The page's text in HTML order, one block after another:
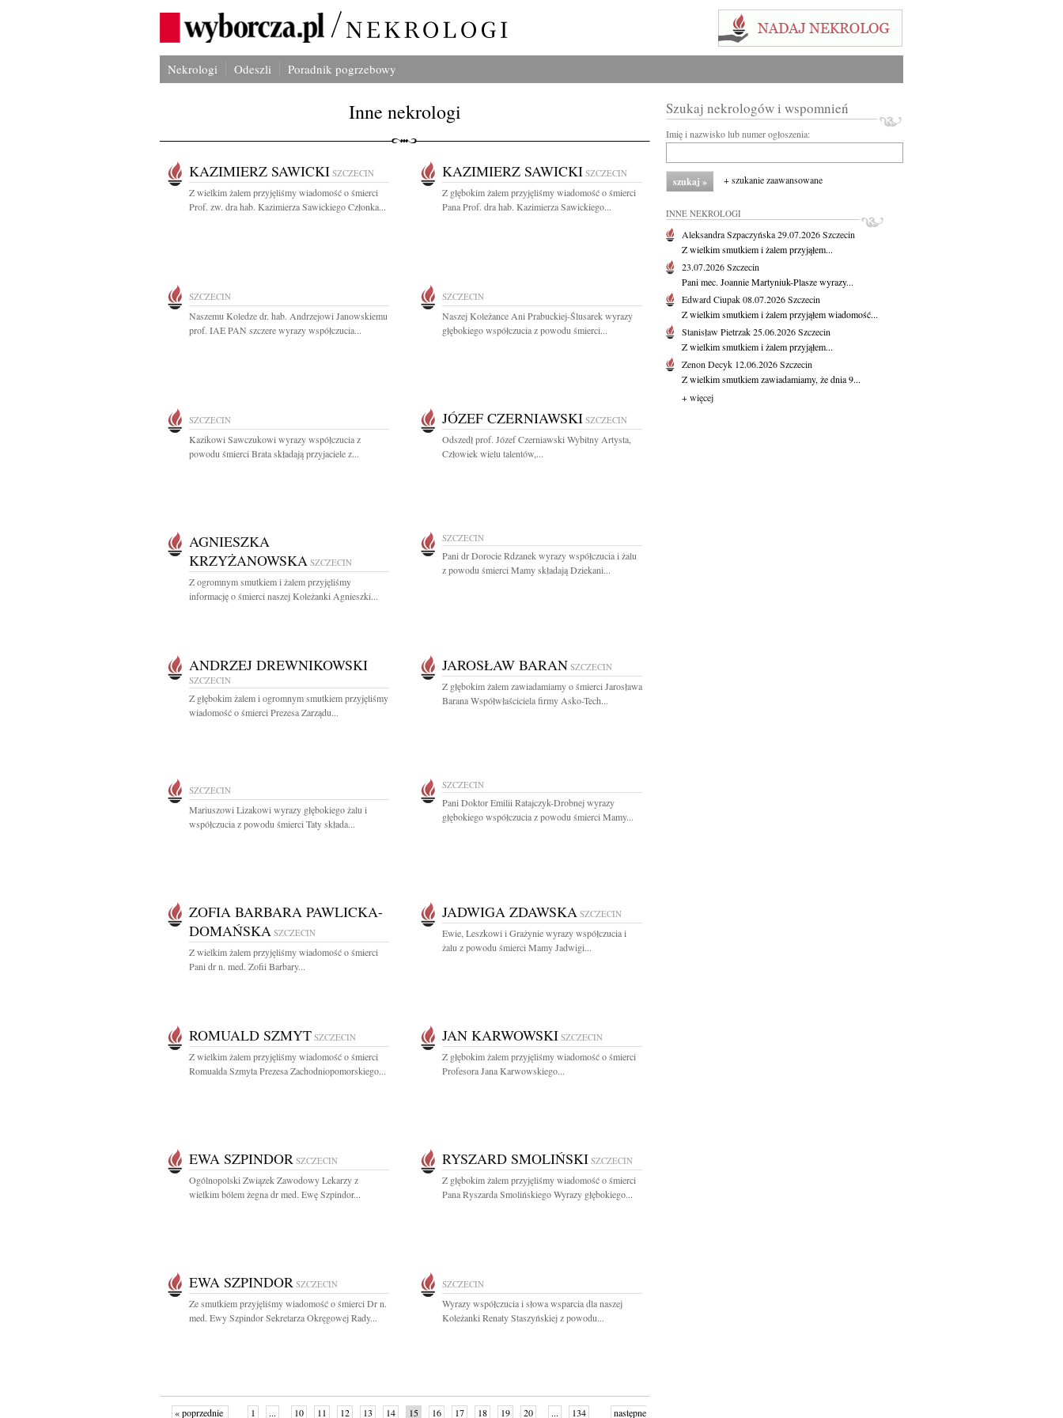
Nekrologi Odeszli Poradnik pogrzebowy
Inne nekrologi
KAZIMIERZ SAWICKI SZCZECIN
Z wielkim żalem przyjęliśmy wiadomość o śmierci
Prof. zw. dra hab. Kazimierza Sawickiego Członka...
KAZIMIERZ SAWICKI SZCZECIN
Z głębokim żalem przyjęliśmy wiadomość o śmierci
Pana Prof. dra hab. Kazimierza Sawickiego...
SZCZECIN
Naszemu Koledze dr. hab. Andrzejowi Janowskiemu
prof. IAE PAN szczere wyrazy współczucia...
SZCZECIN
Naszej Koleżance Ani Prabuckiej-Ślusarek wyrazy
głębokiego współczucia z powodu śmierci...
SZCZECIN
Kazikowi Sawczukowi wyrazy współczucia z
powodu śmierci Brata składają przyjaciele z...
JÓZEF CZERNIAWSKI SZCZECIN
Odszedł prof. Józef Czerniawski Wybitny Artysta,
Człowiek wielu talentów,...
AGNIESZKA
KRZYŻANOWSKA SZCZECIN
Z ogromnym smutkiem i żalem przyjęliśmy
informację o śmierci naszej Koleżanki Agnieszki...
SZCZECIN
Pani dr Dorocie Rdzanek wyrazy współczucia i żalu
z powodu śmierci Mamy składają Dziekani...
ANDRZEJ DREWNIKOWSKI
SZCZECIN
Z głębokim żalem i ogromnym smutkiem przyjęliśmy
wiadomość o śmierci Prezesa Zarządu...
JAROSŁAW BARAN SZCZECIN
Z głębokim żalem zawiadamiamy o śmierci Jarosława
Barana Współwłaściciela firmy Asko-Tech...
SZCZECIN
Mariuszowi Lizakowi wyrazy głębokiego żalu i
współczucia z powodu śmierci Taty składa...
SZCZECIN
Pani Doktor Emilii Ratajczyk-Drobnej wyrazy
głębokiego współczucia z powodu śmierci Mamy...
ZOFIA BARBARA PAWLICKA-
DOMAŃSKA SZCZECIN
Z wielkim żalem przyjęliśmy wiadomość o śmierci
Pani dr n. med. Zofii Barbary...
JADWIGA ZDAWSKA SZCZECIN
Ewie, Leszkowi i Grażynie wyrazy współczucia i
żalu z powodu śmierci Mamy Jadwigi...
ROMUALD SZMYT SZCZECIN
Z wielkim żalem przyjęliśmy wiadomość o śmierci
Romualda Szmyta Prezesa Zachodniopomorskiego...
JAN KARWOWSKI SZCZECIN
Z głębokim żalem przyjęliśmy wiadomość o śmierci
Profesora Jana Karwowskiego...
EWA SZPINDOR SZCZECIN
Ogólnopolski Związek Zawodowy Lekarzy z
wielkim bólem żegna dr med. Ewę Szpindor...
RYSZARD SMOLIŃSKI SZCZECIN
Z głębokim żalem przyjęliśmy wiadomość o śmierci
Pana Ryszarda Smolińskiego Wyrazy głębokiego...
EWA SZPINDOR SZCZECIN
Ze smutkiem przyjęliśmy wiadomość o śmierci Dr n.
med. Ewy Szpindor Sekretarza Okręgowej Rady...
SZCZECIN
Wyrazy współczucia i słowa wsparcia dla naszej
Koleżanki Renaty Staszyńskiej z powodu...
« poprzednie 1 ... 10 11 12 13 14 15 16 17 18 19 20 ... 134 następne
Szukaj nekrologów i wspomnień
Imię i nazwisko lub numer ogłoszenia:
+ szukanie zaawansowane
INNE NEKROLOGI
Aleksandra Szpaczyńska29.07.2026Szczecin
Z wielkim smutkiem i żalem przyjąłem...
23.07.2026Szczecin
Pani mec. Joannie Martyniuk-Plasze wyrazy...
Edward Ciupak08.07.2026Szczecin
Z wielkim smutkiem i żalem przyjąłem wiadomość...
Stanisław Pietrzak25.06.2026Szczecin
Z wielkim smutkiem i żalem przyjąłem...
Zenon Decyk 12.06.2026Szczecin
Z wielkim smutkiem zawiadamiamy, że dnia 9...
+ więcej